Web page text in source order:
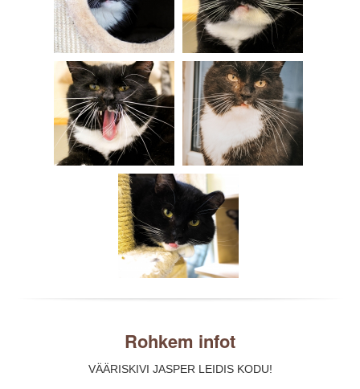
Rohkem infot
VÄÄRISKIVI JASPER LEIDIS KODU!